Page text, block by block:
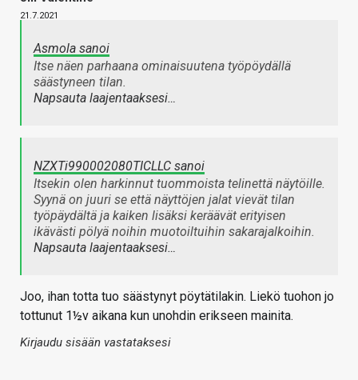
21.7.2021
Asmola sanoi
Itse näen parhaana ominaisuutena työpöydällä
säästyneen tilan.
Napsauta laajentaaksesi…
NZXTi990002080TICLLC sanoi
Itsekin olen harkinnut tuommoista telinettä näytöille.
Syynä on juuri se että näyttöjen jalat vievät tilan
työpäydältä ja kaiken lisäksi keräävät erityisen
ikävästi pölyä noihin muotoiltuihin sakarajalkoihin.
Napsauta laajentaaksesi…
Joo, ihan totta tuo säästynyt pöytätilakin. Liekö tuohon jo
tottunut 1½v aikana kun unohdin erikseen mainita.
Kirjaudu sisään vastataksesi